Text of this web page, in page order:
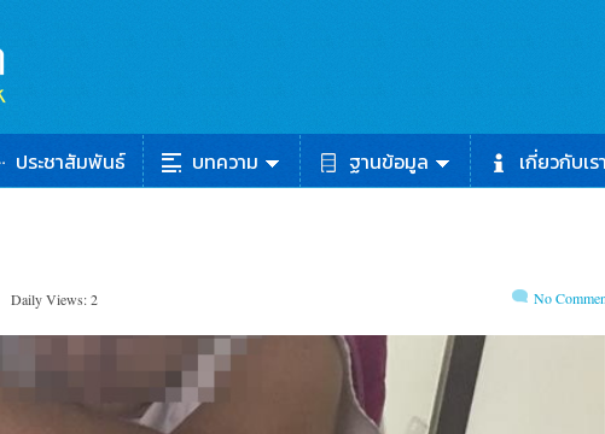
ประชาสัมพันธ์ บทความ ฐานข้อมูล เกี่ยวกับเรา
Daily Views: 2 No